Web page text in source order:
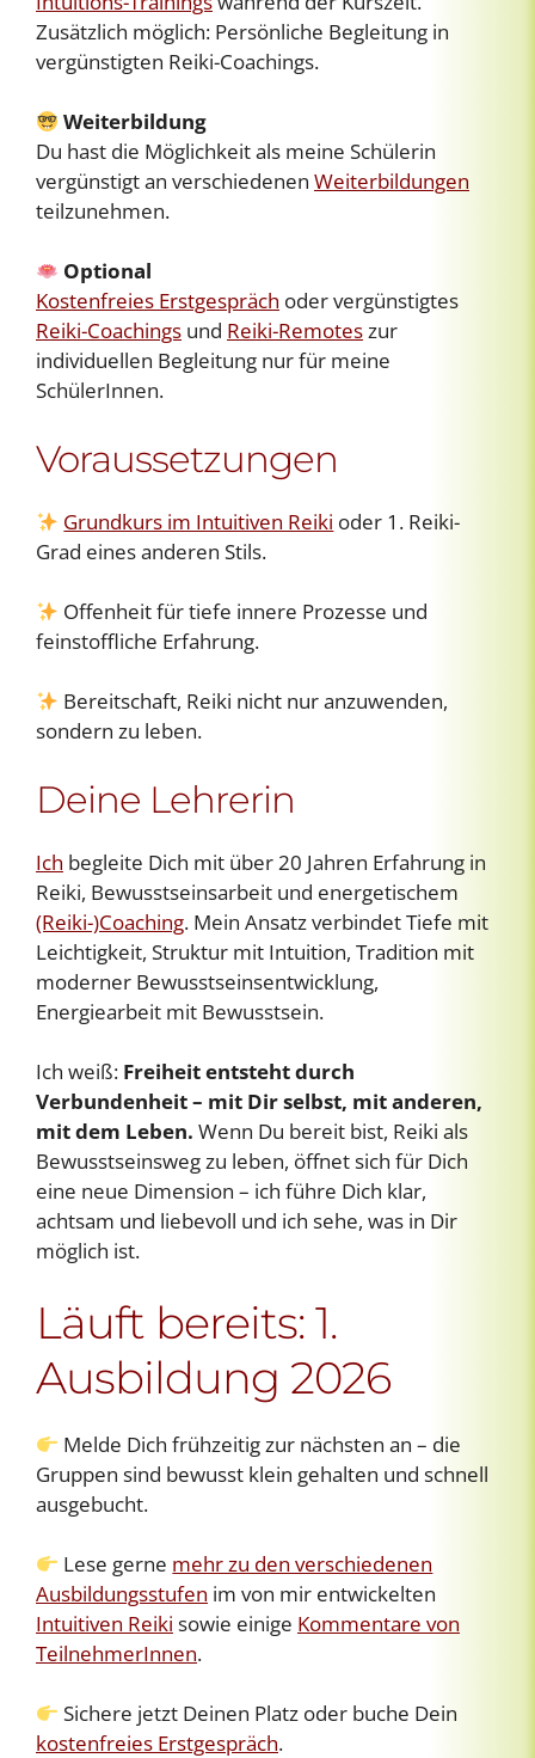
Zusätzlich möglich: Persönliche Begleitung in
vergünstigten Reiki-Coachings.
Weiterbildung
Du hast die Möglichkeit als meine Schülerin
vergünstigt an verschiedenen Weiterbildungen
teilzunehmen.
Optional
Kostenfreies Erstgespräch oder vergünstigtes
Reiki-Coachings und Reiki-Remoteszur
individuellen Begleitung nur für meine
SchülerInnen.
Voraussetzungen
Grundkurs im Intuitiven Reiki oder 1. Reiki-
Grad eines anderen Stils.
Offenheit für tiefe innere Prozesse und
feinstoffliche Erfahrung.
Bereitschaft, Reiki nicht nur anzuwenden,
sondern zu leben.
Deine Lehrerin
Ich begleite Dich mit über 20 Jahren Erfahrung in
Reiki, Bewusstseinsarbeit und energetischem
(Reiki-)Coaching. Mein Ansatz verbindet Tiefe mit
Leichtigkeit, Struktur mit Intuition, Tradition mit
moderner Bewusstseinsentwicklung,
Energiearbeit mit Bewusstsein.
Ich weiß: Freiheit entsteht durch
Verbundenheit – mit Dir selbst, mit anderen,
mit dem Leben. Wenn Du bereit bist, Reiki als
Bewusstseinsweg zu leben, öffnet sich für Dich
eine neue Dimension – ich führe Dich klar,
achtsam und liebevoll und ich sehe, was in Dir
möglich ist.
Läuft bereits: 1.
Ausbildung 2026
Melde Dich frühzeitig zur nächsten an – die
Gruppen sind bewusst klein gehalten und schnell
ausgebucht.
Lese gerne mehr zu den verschiedenen
Ausbildungsstufen im von mir entwickelten
Intuitiven Reiki sowie einige Kommentare von
TeilnehmerInnen.
Sichere jetzt Deinen Platz oder buche Dein
kostenfreies Erstgespräch.